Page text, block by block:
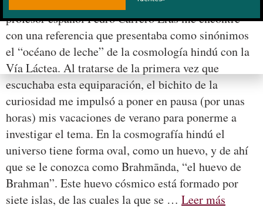
profesor español Pedro Carrero Eras me encontré
con una referencia que presentaba como sinónimos
el “océano de leche” de la cosmología hindú con la
Vía Láctea. Al tratarse de la primera vez que
escuchaba esta equiparación, el bichito de la
curiosidad me impulsó a poner en pausa (por unas
horas) mis vacaciones de verano para ponerme a
investigar el tema. En la cosmografía hindú el
universo tiene forma oval, como un huevo, y de ahí
que se le conozca como Brahmānda, “el huevo de
Brahman”. Este huevo cósmico está formado por
siete islas, de las cuales la que se … Leer más